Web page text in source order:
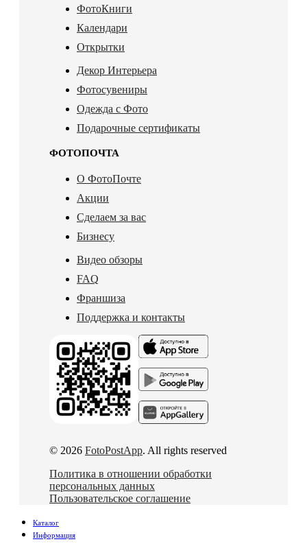
ФотоКниги
Календари
Открытки
Декор Интерьера
Фотосувениры
Одежда с Фото
Подарочные сертификаты
ФОТОПОЧТА
О ФотоПочте
Акции
Сделаем за вас
Бизнесу
Видео обзоры
FAQ
Франшиза
Поддержка и контакты
© 2026 FotoPostApp. All rights reserved
Политика в отношении обработки
персональных данных
Пользовательское соглашение
Каталог
Информация